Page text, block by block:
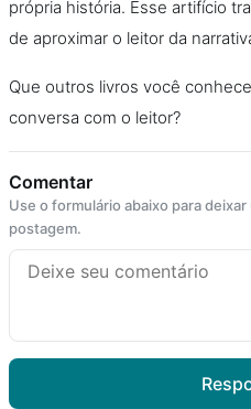
própria história. Esse artifício
de aproximar o leitor da
Que outros livros você
conversa com o leitor?
Comentar
Use o formulário abaixo para
postagem.